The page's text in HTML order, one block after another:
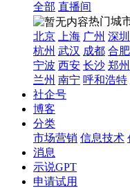
全部 直播间
热门城
北京
上海 广州 深圳
杭州 武汉 成都 合肥
宁波 西安 长沙 郑州
兰州 南宁 呼和浩特
社企号
博客
分类
市场营销 信息技术
消息
示说GPT
申请试用